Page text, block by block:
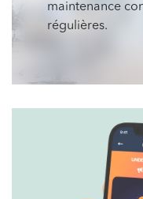
maintenance
régulières.